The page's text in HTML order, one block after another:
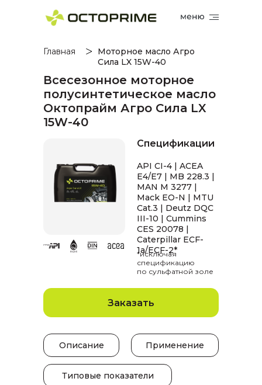
Всесезонное моторное
полусинтетическое масло
Октопрайм Агро Сила LX
15W-40
Спецификации
Заказать
API CI-4 | ACEA
E4/E7 | MB 228.3 |
MAN M 3277 |
Mack EO-N | MTU
Cat.3 | Deutz DQC
III-10 | Cummins
CES 20078 |
Caterpillar ECF-
1a/ECF-2*
Описание Применение
Типовые показатели
Моторное масло Агро
Сила LX 15W-40
Главная
*исключая
спецификацию
по сульфатной золе